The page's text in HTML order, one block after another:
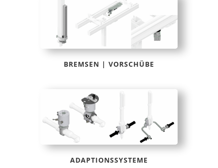
BREMSEN | VORSCHÜBE
ADAPTIONSSYSTEME